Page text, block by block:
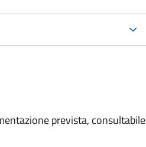
prevista, consultabile